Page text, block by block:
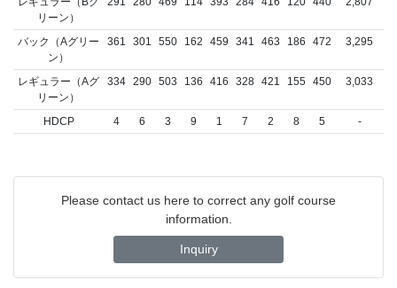
リーン）
バック（Aグリー
ン）
361 301 550 162 459 341 463 186 472 3,295
レギュラー（Aグ
リーン）
334 290 503 136 416 328 421 155 450 3,033
HDCP 4 6 3 9 1 7 2 8 5 -
Please contact us here to correct any golf course
information.
Inquiry